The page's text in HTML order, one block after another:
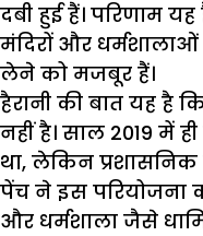
दबी हुई हैं। परिणाम
मंदिरों और
लेने को मजबूर हैं।
हैरानी की बात यह
नहीं है। साल 2019 में
था, लेकिन
पेंच ने इस परियोजना
और धर्मशाला जैसे